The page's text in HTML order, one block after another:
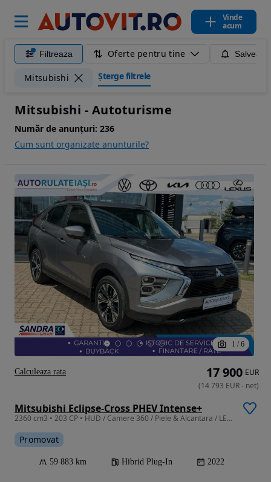
Vinde
acum
Filtreaza Oferte pentru tine
Mitsubishi Șterge filtrele
Mitsubishi - Autoturisme
Număr de anunțuri: 236
Cum sunt organizate anunturile?
1 / 6
Mitsubishi Eclipse-Cross PHEV Intense+
2360 cm3 • 203 CP • HUD / Camere 360 / Piele & Alcantara / LED / Priza 220V
Promovat
59 883 km Hibrid Plug-In 2022
17 900 EUR
(14 793 EUR- net)
Calculeaza rata